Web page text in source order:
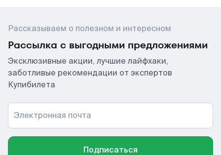
Рассказываем о полезном и интересном
Рассылка с выгодными предложениями
Эксклюзивные акции, лучшие лайфхаки,
заботливые рекомендации от экспертов
Купибилета
Электронная почта
Подписаться